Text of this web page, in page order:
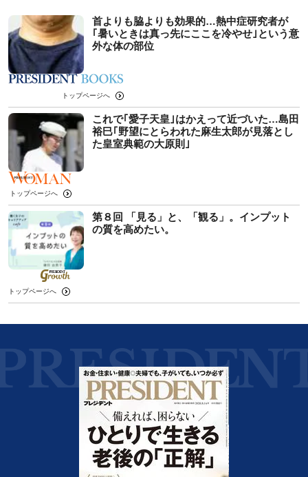
首よりも脇よりも効果的…熱中症研究者が
｢暑いときは真っ先にここを冷やせ｣という意
外な体の部位
トップページへ
これで｢愛子天皇｣はかえって近づいた…島田
裕巳｢野望にとらわれた麻生太郎が見落とし
た皇室典範の大原則｣
トップページへ
第８回 「見る」と、「観る」。インプット
の質を高めたい。
トップページへ